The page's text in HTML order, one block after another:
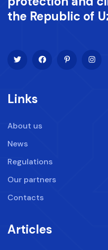
the Republic of
Links
About us
News
Regulations
Our partners
Contacts
Articles